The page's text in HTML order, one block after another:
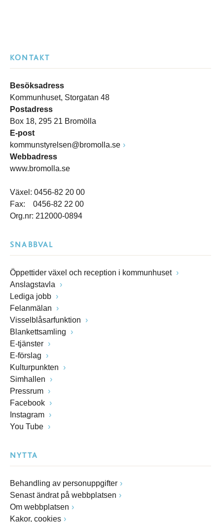
KONTAKT
Besöksadress
Kommunhuset, Storgatan 48
Postadress
Box 18, 295 21 Bromölla
E-post
kommunstyrelsen@bromolla.se
Webbadress
www.bromolla.se
Växel: 0456-82 20 00
Fax: 0456-82 22 00
Org.nr: 212000-0894
SNABBVAL
Öppettider växel och reception i kommunhuset
Anslagstavla
Lediga jobb
Felanmälan
Visselblåsarfunktion
Blankettsamling
E-tjänster
E-förslag
Kulturpunkten
Simhallen
Pressrum
Facebook
Instagram
You Tube
NYTTA
Behandling av personuppgifter
Senast ändrat på webbplatsen
Om webbplatsen
Kakor, cookies